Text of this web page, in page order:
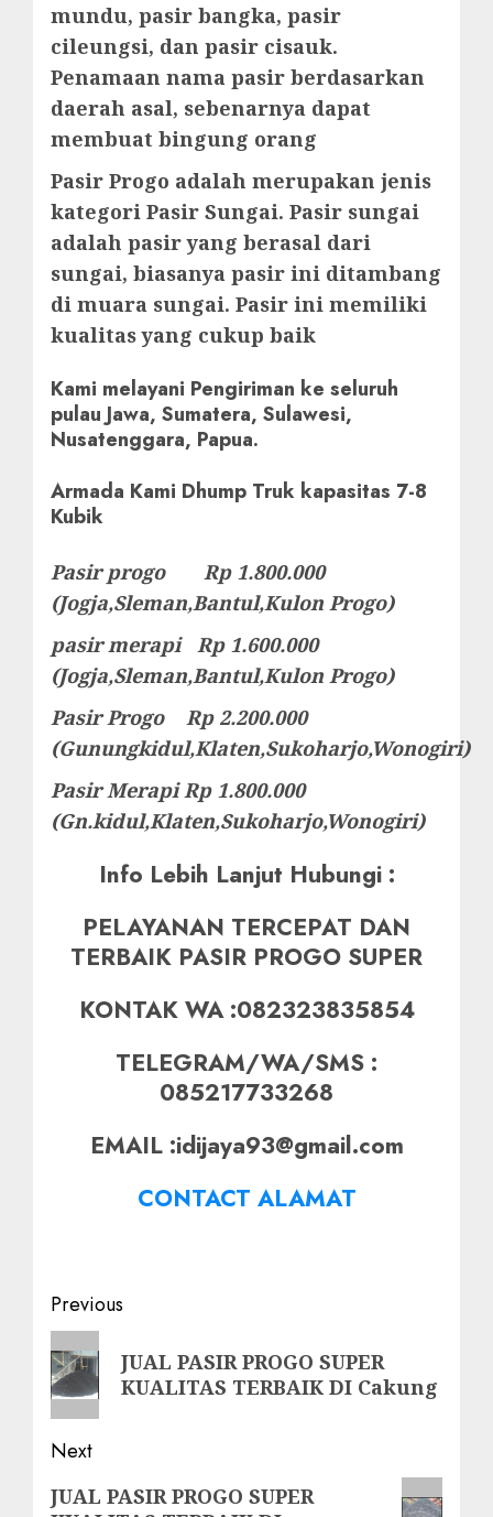
mundu, pasir bangka, pasir
cileungsi, dan pasir cisauk.
Penamaan nama pasir berdasarkan
daerah asal, sebenarnya dapat
membuat bingung orang
Pasir Progo adalah merupakan jenis
kategori Pasir Sungai. Pasir sungai
adalah pasir yang berasal dari
sungai, biasanya pasir ini ditambang
di muara sungai. Pasir ini memiliki
kualitas yang cukup baik
Kami melayani Pengiriman ke seluruh
pulau Jawa, Sumatera, Sulawesi,
Nusatenggara, Papua.
Armada Kami Dhump Truk kapasitas 7-8
Kubik
Pasir progo Rp 1.800.000
(Jogja,Sleman,Bantul,Kulon Progo)
pasir merapi Rp 1.600.000
(Jogja,Sleman,Bantul,Kulon Progo)
Pasir Progo Rp 2.200.000
(Gunungkidul,Klaten,Sukoharjo,Wonogiri)
Pasir Merapi Rp 1.800.000
(Gn.kidul,Klaten,Sukoharjo,Wonogiri)
Info Lebih Lanjut Hubungi :
PELAYANAN TERCEPAT DAN
TERBAIK PASIR PROGO SUPER
KONTAK WA :082323835854
TELEGRAM/WA/SMS :
085217733268
EMAIL :idijaya93@gmail.com
CONTACT ALAMAT
Post
navigation
Previous
Previous
post:
JUAL PASIR PROGO SUPER
KUALITAS TERBAIK DI Cakung
Next
Next
JUAL PASIR PROGO SUPER